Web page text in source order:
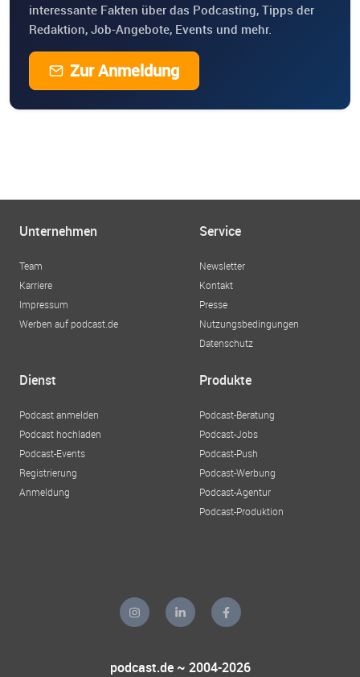
interessante Fakten über das Podcasting, Tipps der
Redaktion, Job-Angebote, Events und mehr.
Zur Anmeldung
Unternehmen
Team
Karriere
Impressum
Werben auf podcast.de
Service
Newsletter
Kontakt
Presse
Nutzungsbedingungen
Datenschutz
Dienst
Podcast anmelden
Podcast hochladen
Podcast-Events
Registrierung
Anmeldung
Produkte
Podcast-Beratung
Podcast-Jobs
Podcast-Push
Podcast-Werbung
Podcast-Agentur
Podcast-Produktion
podcast.de ~ 2004-2026